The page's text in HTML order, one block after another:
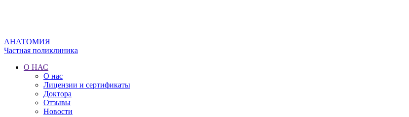
АНАТОМИЯ
Частная поликлиника
О НАС
О нас
Лицензии и сертификаты
Доктора
Отзывы
Новости